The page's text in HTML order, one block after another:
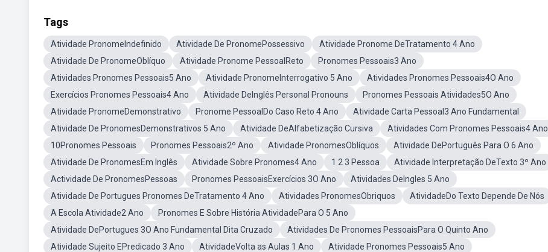
Tags
Atividade PronomeIndefinido Atividade De PronomePossessivo
Atividade Pronome DeTratamento 4 Ano
Atividade De PronomeOblíquo
Atividade Pronome PessoalReto
Pronomes Pessoais3 Ano
Atividades Pronomes Pessoais5 Ano
Atividade PronomeInterrogativo 5 Ano
Atividades Pronomes Pessoais4O Ano
Exercícios Pronomes Pessoais4 Ano
Atividade DeInglês Personal Pronouns
Pronomes Pessoais Atividades5O Ano
Atividade PronomeDemonstrativo
Pronome PessoalDo Caso Reto 4 Ano
Atividade Carta Pessoal3 Ano Fundamental
Atividade De PronomesDemonstrativos 5 Ano
Atividade DeAlfabetização Cursiva
Atividades Com Pronomes Pessoais4 Ano
10Pronomes Pessoais
Pronomes Pessoais2º Ano Atividade PronomesOblíquos
Atividade DePortuguês Para O 6 Ano
Atividade De PronomesEm Inglês
Atividade Sobre Pronomes4 Ano 1 2 3 Pessoa
Atividade Interpretação DeTexto 3º Ano
Actividade De PronomesPessoas
Pronomes PessoaisExercícios 3O Ano
Atividades DeIngles 5 Ano
Atividade De Portugues Pronomes DeTratamento 4 Ano
Atividades PronomesObriquos
AtividadeDo Texto Depende De Nós
A Escola Atividade2 Ano
Pronomes E Sobre História AtividadePara O 5 Ano
Atividade DePortugues 3O Ano Fundamental Dita Cruzado
Atividades De Pronomes PessoaisPara O Quinto Ano
Atividade Sujeito EPredicado 3 Ano
AtividadeVolta as Aulas 1 Ano
Atividade Pronomes Pessoais5 Ano